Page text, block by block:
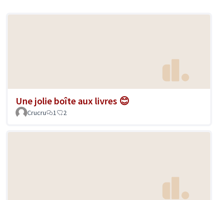
Une jolie boîte aux livres 😊
Crucru 1 2